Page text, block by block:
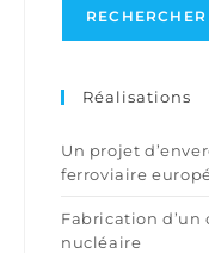
RECHERCHER
Réalisations
Un projet
ferroviaire
Fabrication d’un
nucléaire